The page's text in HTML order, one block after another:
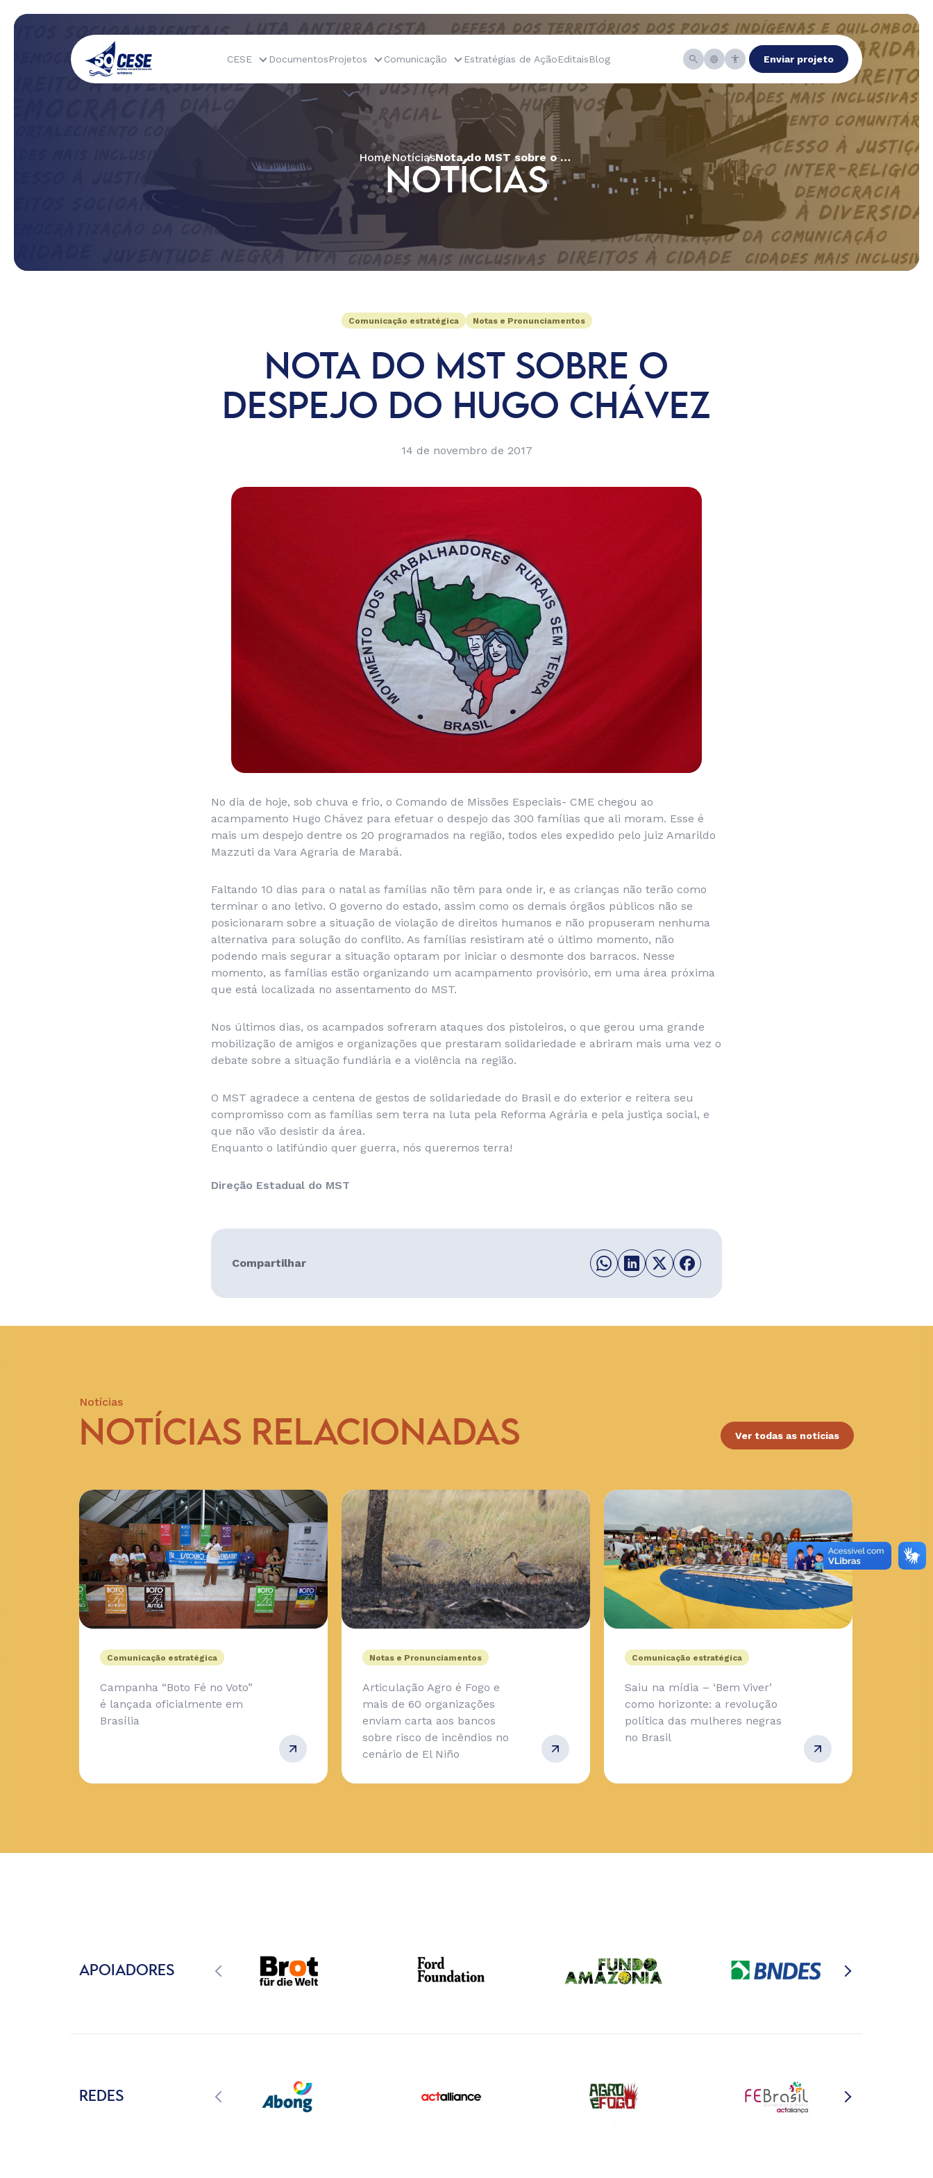
CESE DocumentosProjetos Comunicação Estratégias de AçãoEditaisBlog Enviar projeto
HomeNotícias Nota do MST sobre o despejo do Hugo Chávez
NOTÍCIAS
Comunicação estratégica Notas e Pronunciamentos
NOTA DO MST SOBRE O
DESPEJO DO HUGO CHÁVEZ
14 de novembro de 2017
No dia de hoje, sob chuva e frio, o Comando de Missões Especiais- CME chegou ao
acampamento Hugo Chávez para efetuar o despejo das 300 famílias que ali moram. Esse é
mais um despejo dentre os 20 programados na região, todos eles expedido pelo juiz Amarildo
Mazzuti da Vara Agraria de Marabá.
Faltando 10 dias para o natal as famílias não têm para onde ir, e as crianças não terão como
terminar o ano letivo. O governo do estado, assim como os demais órgãos públicos não se
posicionaram sobre a situação de violação de direitos humanos e não propuseram nenhuma
alternativa para solução do conflito. As famílias resistiram até o último momento, não
podendo mais segurar a situação optaram por iniciar o desmonte dos barracos. Nesse
momento, as famílias estão organizando um acampamento provisório, em uma área próxima
que está localizada no assentamento do MST.
Nos últimos dias, os acampados sofreram ataques dos pistoleiros, o que gerou uma grande
mobilização de amigos e organizações que prestaram solidariedade e abriram mais uma vez o
debate sobre a situação fundiária e a violência na região.
O MST agradece a centena de gestos de solidariedade do Brasil e do exterior e reitera seu
compromisso com as famílias sem terra na luta pela Reforma Agrária e pela justiça social, e
que não vão desistir da área.
Enquanto o latifúndio quer guerra, nós queremos terra!
Direção Estadual do MST
Compartilhar
Notícias
NOTÍCIAS RELACIONADAS Ver todas as notícias
Comunicação estratégica
Campanha “Boto Fé no Voto”
é lançada oficialmente em
Brasília
Notas e Pronunciamentos
Articulação Agro é Fogo e
mais de 60 organizações
enviam carta aos bancos
sobre risco de incêndios no
cenário de El Niño
Comunicação estratégica
Saiu na mídia – ‘Bem Viver’
como horizonte: a revolução
política das mulheres negras
no Brasil
APOIADORES
REDES